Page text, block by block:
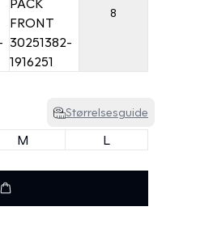
8
Størrelsesguide
M
L